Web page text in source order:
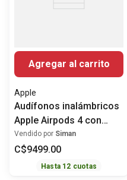
Agregar al carrito
Apple
Audífonos inalámbricos
Apple Airpods 4 con
cancelación activa de
ruido
Vendido por Siman
C$9499.00
Hasta 12 cuotas